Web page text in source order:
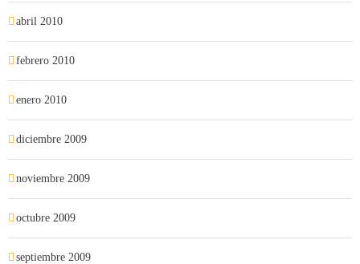
abril 2010
febrero 2010
enero 2010
diciembre 2009
noviembre 2009
octubre 2009
septiembre 2009